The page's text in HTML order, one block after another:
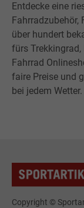
Entdecke eine
über hundert
fürs
Fahrrad
faire Preise und
bei jedem Wetter.
Copyright ©